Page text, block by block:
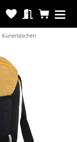
Kuriertaschen